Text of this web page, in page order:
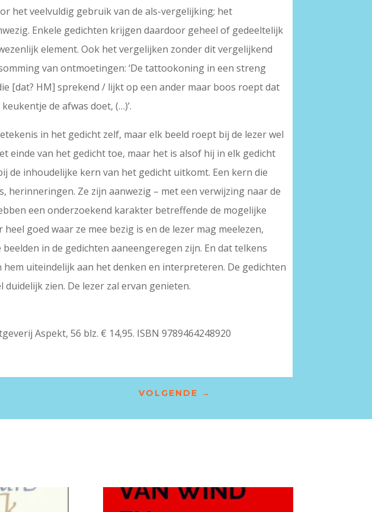
het veelvuldig gebruik van de als-vergelijking; het
Enkele gedichten krijgen daardoor geheel of gedeeltelijk
element. Ook het vergelijken zonder dit vergelijkend
van ontmoetingen: ‘De tattookoning in een streng
[dat? HM] sprekend / lijkt op een ander maar boos roept dat
de afwas doet, (…)’.
in het gedicht zelf, maar elk beeld roept bij de lezer wel
einde van het gedicht toe, maar het is alsof hij in elk gedicht
de inhoudelijke kern van het gedicht uitkomt. Een kern die
herinneringen. Ze zijn aanwezig – met een verwijzing naar de
een onderzoekend karakter betreffende de mogelijke
goed waar ze mee bezig is en de lezer mag meelezen,
in de gedichten aaneengeregen zijn. En dat telkens
uiteindelijk aan het denken en interpreteren. De gedichten
zien. De lezer zal ervan genieten.
Aspekt, 56 blz. € 14,95. ISBN 9789464248920
VOLGENDE →